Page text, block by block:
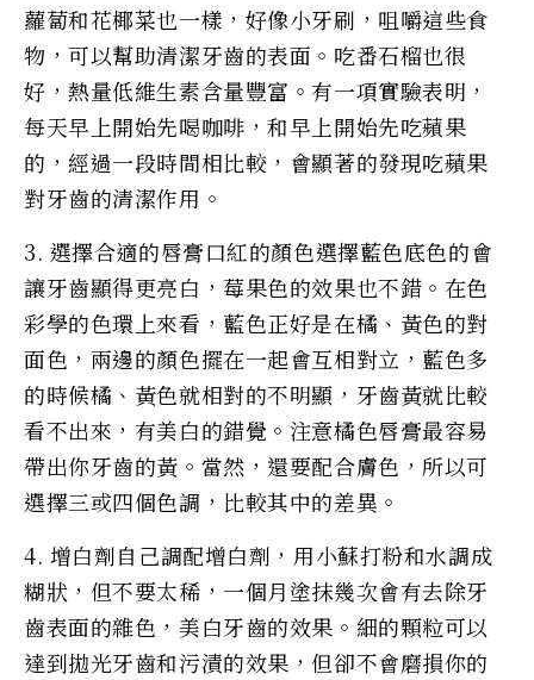
蘿蔔和花椰菜也一樣，好像小牙刷，咀嚼這些食
物，可以幫助清潔牙齒的表面。吃番石榴也很
好，熱量低維生素含量豐富。有一項實驗表明，
每天早上開始先喝咖啡，和早上開始先吃蘋果
的，經過一段時間相比較，會顯著的發現吃蘋果
對牙齒的清潔作用。
3. 選擇合適的唇膏口紅的顏色選擇藍色底色的會
讓牙齒顯得更亮白，莓果色的效果也不錯。在色
彩學的色環上來看，藍色正好是在橘、黃色的對
面色，兩邊的顏色擺在一起會互相對立，藍色多
的時候橘、黃色就相對的不明顯，牙齒黃就比較
看不出來，有美白的錯覺。注意橘色唇膏最容易
帶出你牙齒的黃。當然，還要配合膚色，所以可
選擇三或四個色調，比較其中的差異。
4. 增白劑自己調配增白劑，用小蘇打粉和水調成
糊狀，但不要太稀，一個月塗抹幾次會有去除牙
齒表面的雜色，美白牙齒的效果。細的顆粒可以
達到拋光牙齒和污漬的效果，但卻不會磨損你的